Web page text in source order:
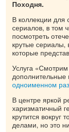
Походня.
В коллекции для
сериалов, в том
посмотреть
крутые сериалы,
которые
Услуга
одноименном
В центре яркой
харизматичный
крутится вокруг
делами, но это